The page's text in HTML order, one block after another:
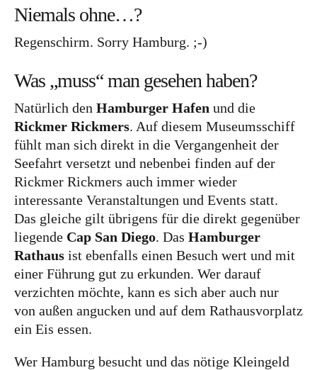
Großbritannien
Gibraltar
Nordirland
Irland
Luxemburg
Niederlande
Österreich
Schweiz
Naher Osten
Oman
Ozeanien
Australien
Food
Niemals ohne…?
Regenschirm. Sorry Hamburg. ;-)
Was „muss“ man gesehen haben?
Natürlich den Hamburger Hafen und die
Rickmer Rickmers. Auf diesem Museumsschiff
fühlt man sich direkt in die Vergangenheit der
Seefahrt versetzt und nebenbei finden auf der
Rickmer Rickmers auch immer wieder
interessante Veranstaltungen und Events statt.
Das gleiche gilt übrigens für die direkt gegenüber
liegende Cap San Diego. Das Hamburger
Rathaus ist ebenfalls einen Besuch wert und mit
einer Führung gut zu erkunden. Wer darauf
verzichten möchte, kann es sich aber auch nur
von außen angucken und auf dem Rathausvorplatz
ein Eis essen.
Wer Hamburg besucht und das nötige Kleingeld